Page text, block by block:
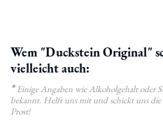
Wem "Duckstein Original"
vielleicht auch:
*Einige Angaben wie Alkoholgehalt oder
bekannt. Helft uns mit und schickt uns
Prost!